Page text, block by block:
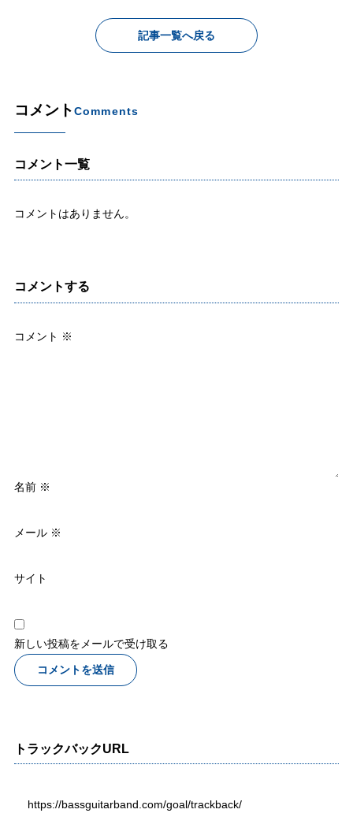
記事一覧へ戻る
コメントComments
コメント一覧
コメントはありません。
コメントする
コメント ※
名前 ※
メール ※
サイト
新しい投稿をメールで受け取る
トラックバックURL
https://bassguitarband.com/goal/trackback/